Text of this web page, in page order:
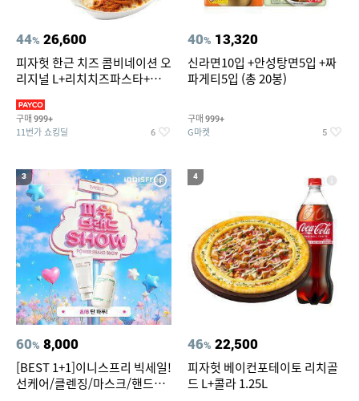
44% 26,600
피자헛 한근 치즈 콤비네이션 오
리지널 L+리치치즈파스타+콜
구매 999+
11번가 쇼킹딜 6
40% 13,320
신라면10입 +안성탕면5입 +짜
파게티5입 (총 20봉)
구매 999+
G마켓 5
3
60% 8,000
[BEST 1+1]이니스프리 빅세일!
선케어/클렌징/마스크/핸드크
4
46% 22,500
피자헛 베이컨포테이토 리치골
드 L+콜라 1.25L